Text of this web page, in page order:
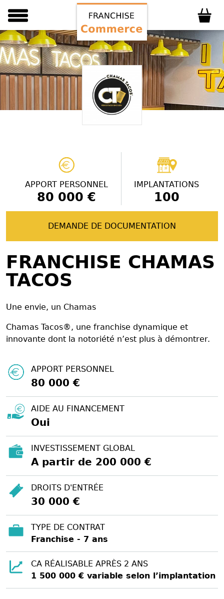
APPORT PERSONNEL
80 000 €
IMPLANTATIONS
100
DEMANDE DE DOCUMENTATION
FRANCHISE CHAMAS
TACOS
Une envie, un Chamas
Chamas Tacos®️, une franchise dynamique et
innovante dont la notoriété n’est plus à démontrer.
APPORT PERSONNEL
80 000 €
AIDE AU FINANCEMENT
Oui
INVESTISSEMENT GLOBAL
A partir de 200 000 €
DROITS D'ENTRÉE
30 000 €
TYPE DE CONTRAT
Franchise - 7 ans
CA RÉALISABLE APRÈS 2 ANS
1 500 000 € variable selon l’implantation